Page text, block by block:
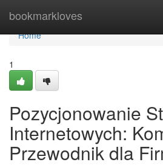
bookmarkloves
Home
Home
1
Pozycjonowanie
Internetowych:
Przewodnik dla